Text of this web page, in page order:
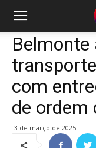
Belmonte
com
de ordem
3 de março de 2025